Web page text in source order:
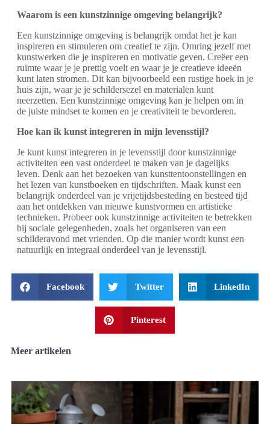
Waarom is een kunstzinnige omgeving belangrijk?
Een kunstzinnige omgeving is belangrijk omdat het je kan
inspireren en stimuleren om creatief te zijn. Omring jezelf met
kunstwerken die je inspireren en motivatie geven. Creëer een
ruimte waar je je prettig voelt en waar je je creatieve ideeën
kunt laten stromen. Dit kan bijvoorbeeld een rustige hoek in je
huis zijn, waar je je schildersezel en materialen kunt
neerzetten. Een kunstzinnige omgeving kan je helpen om in
de juiste mindset te komen en je creativiteit te bevorderen.
Hoe kan ik kunst integreren in mijn levensstijl?
Je kunt kunst integreren in je levensstijl door kunstzinnige
activiteiten een vast onderdeel te maken van je dagelijks
leven. Denk aan het bezoeken van kunsttentoonstellingen en
het lezen van kunstboeken en tijdschriften. Maak kunst een
belangrijk onderdeel van je vrijetijdsbesteding en besteed tijd
aan het ontdekken van nieuwe kunstvormen en artistieke
technieken. Probeer ook kunstzinnige activiteiten te betrekken
bij sociale gelegenheden, zoals het organiseren van een
schilderavond met vrienden. Op die manier wordt kunst een
natuurlijk en integraal onderdeel van je levensstijl.
Facebook Twitter LinkedIn
Pinterest
Meer artikelen